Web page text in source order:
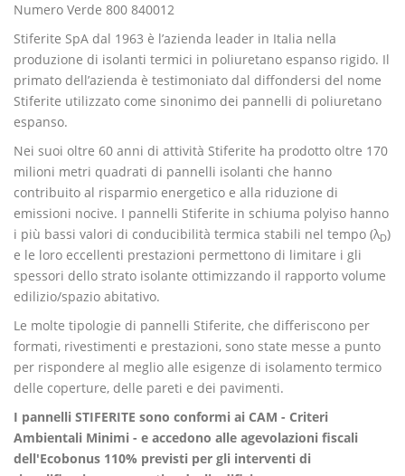
Numero Verde 800 840012
Stiferite SpA dal 1963 è l’azienda leader in Italia nella
produzione di isolanti termici in poliuretano espanso rigido. Il
primato dell’azienda è testimoniato dal diffondersi del nome
Stiferite utilizzato come sinonimo dei pannelli di poliuretano
espanso.
Nei suoi oltre 60 anni di attività Stiferite ha prodotto oltre 170
milioni metri quadrati di pannelli isolanti che hanno
contribuito al risparmio energetico e alla riduzione di
emissioni nocive. I pannelli Stiferite in schiuma polyiso hanno
i più bassi valori di conducibilità termica stabili nel tempo (λD)
e le loro eccellenti prestazioni permettono di limitare i gli
spessori dello strato isolante ottimizzando il rapporto volume
edilizio/spazio abitativo.
Le molte tipologie di pannelli Stiferite, che differiscono per
formati, rivestimenti e prestazioni, sono state messe a punto
per rispondere al meglio alle esigenze di isolamento termico
delle coperture, delle pareti e dei pavimenti.
I pannelli STIFERITE sono conformi ai CAM - Criteri
Ambientali Minimi - e accedono alle agevolazioni fiscali
dell'Ecobonus 110% previsti per gli interventi di